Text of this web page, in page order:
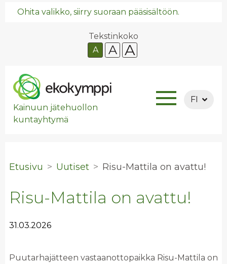
Ohita valikko, siirry suoraan pääsisältöön.
Tekstinkoko
A
A A
Kainuun jätehuollon
kuntayhtymä
FI
Etusivu Uutiset Risu-Mat­ti­la on avat­tu!
Risu-Mattila on avattu!
31.03.2026
Puutarhajätteen vastaanottopaikka Risu-Mattila on